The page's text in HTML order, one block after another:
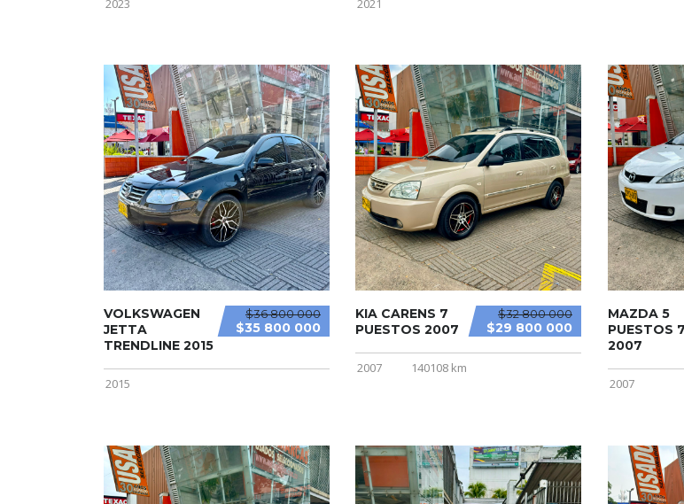
2023 2021
$36 800 000
$35 800 000
VOLKSWAGEN
JETTA
TRENDLINE 2015
2015
$32 800 000
$29 800 000
KIA CARENS 7
PUESTOS 2007
2007 140108 km
MAZDA 5
PUESTOS 7
2007
2007